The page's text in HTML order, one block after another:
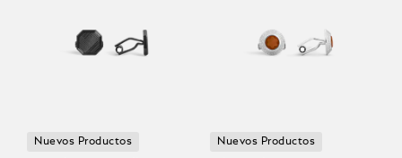
Nuevos Productos Nuevos Productos